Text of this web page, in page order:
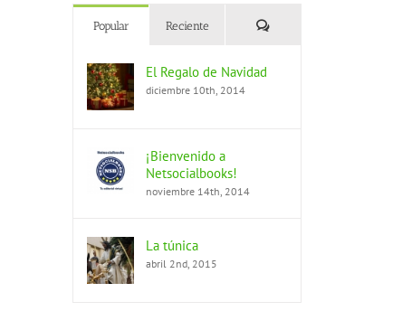
Popular Reciente Comentarios
El Regalo de Navidad
diciembre 10th, 2014
¡Bienvenido a
Netsocialbooks!
noviembre 14th, 2014
La túnica
abril 2nd, 2015